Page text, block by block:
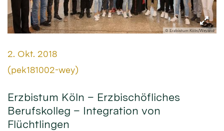
© Erzbistum Köln/Weyand
Datum:
2. Okt. 2018
Von:
(pek181002-wey)
Erzbistum Köln – Erzbischöfliches
Berufskolleg – Integration von
Flüchtlingen